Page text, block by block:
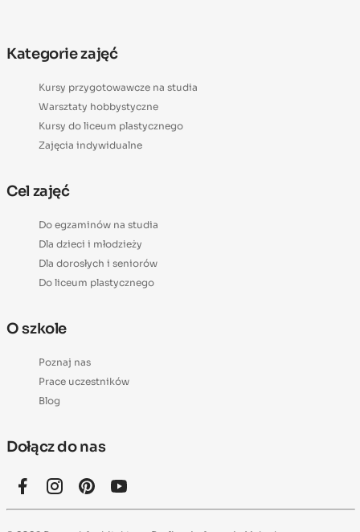
Kategorie zajęć
Kursy przygotowawcze na studia
Warsztaty hobbystyczne
Kursy do liceum plastycznego
Zajęcia indywidualne
Cel zajęć
Do egzaminów na studia
Dla dzieci i młodzieży
Dla dorosłych i seniorów
Do liceum plastycznego
O szkole
Poznaj nas
Prace uczestników
Blog
Dołącz do nas